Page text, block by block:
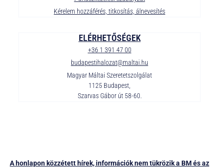
ELÉRHETŐSÉGEK
+36 1 391 47 00
budapestihalozat@maltai.hu
Magyar Máltai Szeretetszolgálat
1125 Budapest,
Szarvas Gábor út 58-60.
Kérelem hozzáférés, titkosítás, álnevesítés
A honlapon közzétett hírek, információk nem tükrözik a BM és az